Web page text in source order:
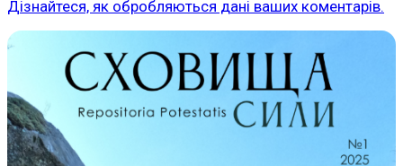
Дізнайтеся, як обробляються дані ваших коментарів.